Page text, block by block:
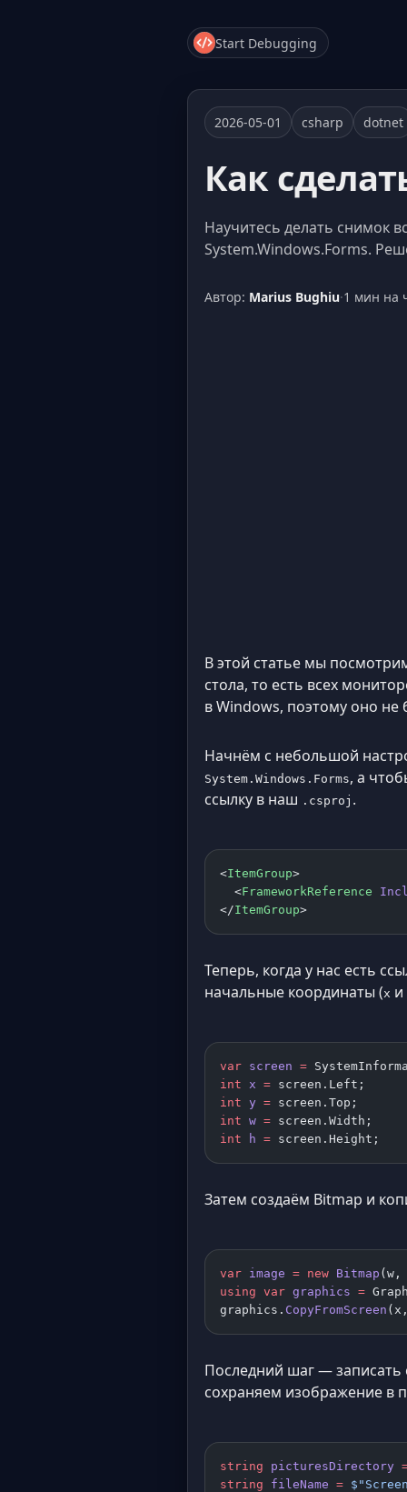
Start Debugging
2026-05-01 csharp dotnet
Как
Научитесь делать снимок
System.Windows.Forms.
Автор: Marius Bughiu·1 мин на
В этой статье мы
стола, то есть всех
в Windows, поэтому оно
Начнём с небольшой
System.Windows.Forms, а
ссылку в наш .csproj .
<ItemGroup>
  <
FrameworkReference
</ItemGroup>
Теперь, когда у нас есть
начальные координаты (x и
var screen =
int x = screen.Left;
int y = screen.Top;
int w = screen.Width;
int h = screen.Height;
Затем создаём Bitmap и
var image = new Bitmap
using var graphics =
graphics. CopyFromScreen
Последний шаг —
сохраняем изображение в
string picturesDirectory
string fileName =